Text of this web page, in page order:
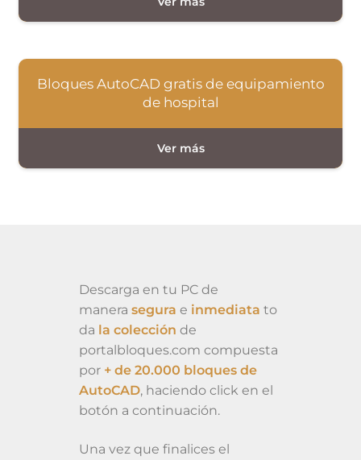
Bloques AutoCAD gratis de equipamiento
de hospital
Descarga en tu PC de
manera segura e inmediata to
da la colección de
portalbloques.com compuesta
por + de 20.000 bloques de
AutoCAD, haciendo click en el
botón a continuación.
Una vez que finalices el